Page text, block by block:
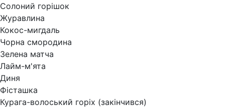
Солоний горішок
Журавлина
Кокос-мигдаль
Чорна смородина
Зелена матча
Лайм-м'ята
Диня
Фісташка
Курага-волоський горіх (закінчився)